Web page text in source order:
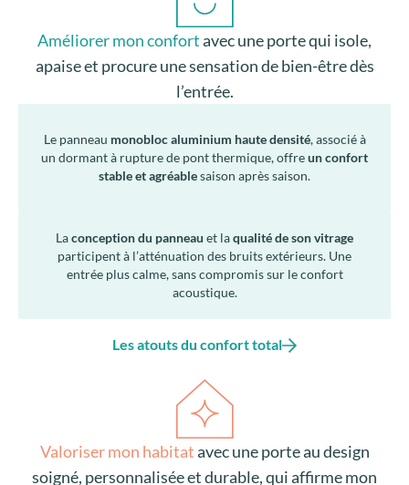
Améliorer mon confortavec une porte qui isole,
apaise et procure une sensation de bien-être dès
l’entrée.
Le panneau monobloc aluminium haute densité, associé à
un dormant à rupture de pont thermique, offreun confort
stable et agréablesaison après saison.
Laconception du panneau et laqualité de son vitrage
participent à l’atténuation des bruits extérieurs. Une
entrée plus calme, sans compromis sur le confort
acoustique.
Les atouts du confort total
Valoriser mon habitatavec une porte au design
soigné, personnalisée et durable, qui affirme mon